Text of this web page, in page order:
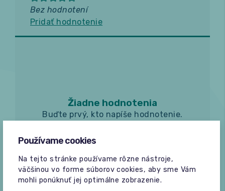
Bez hodnotení
Pridať hodnotenie
Žiadne hodnotenia
Buďte prvý, kto napíše hodnotenie.
Používame cookies
Na tejto stránke používame rôzne nástroje,
väčšinou vo forme súborov cookies, aby sme Vám
mohli ponúknuť jej optimálne zobrazenie.